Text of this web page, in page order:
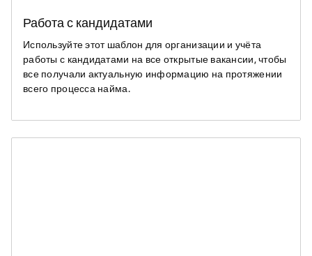
Работа с кандидатами
Используйте этот шаблон для организации и учёта
работы с кандидатами на все открытые вакансии, чтобы
все получали актуальную информацию на протяжении
всего процесса найма.